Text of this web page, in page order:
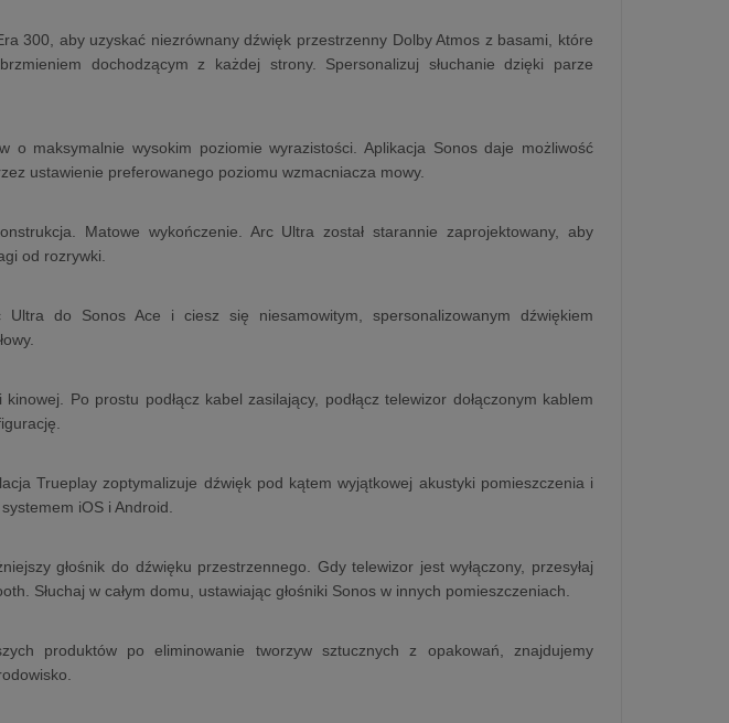
300, aby uzyskać niezrównany dźwięk przestrzenny Dolby Atmos z basami, które
dochodzącym z każdej strony. Spersonalizuj słuchanie dzięki parze
o maksymalnie wysokim poziomie wyrazistości. Aplikacja Sonos daje możliwość
ustawienie preferowanego poziomu wzmacniacza mowy.
Matowe wykończenie. Arc Ultra został starannie zaprojektowany, aby
od rozrywki.
Ultra do Sonos Ace i ciesz się niesamowitym, spersonalizowanym dźwiękiem
Po prostu podłącz kabel zasilający, podłącz telewizor dołączonym kablem
Trueplay zoptymalizuje dźwięk pod kątem wyjątkowej akustyki pomieszczenia i
iOS i Android.
głośnik do dźwięku przestrzennego. Gdy telewizor jest wyłączony, przesyłaj
Słuchaj w całym domu, ustawiając głośniki Sonos w innych pomieszczeniach.
produktów po eliminowanie tworzyw sztucznych z opakowań, znajdujemy